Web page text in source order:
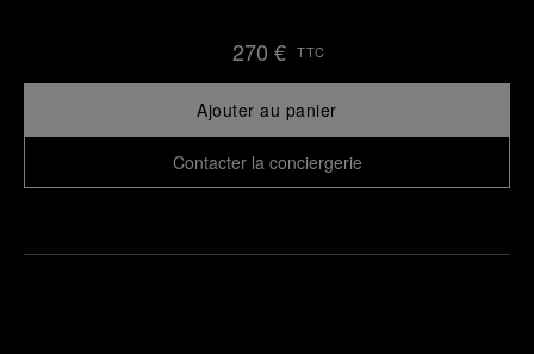
270 € TTC
Ajouter au panier
Contacter la conciergerie